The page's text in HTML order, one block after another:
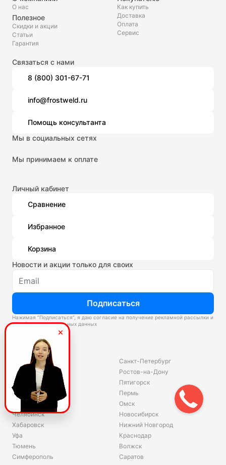
О нас
Полезное
Скидки и акции
Статьи
Гарантия
Как купить
Доставка
Оплата
Сервис
Связаться с нами
8 (800) 301-67-71
info@frostweld.ru
Помощь консультанта
Мы в социальных сетях
Мы принимаем к оплате
Личный кабинет
Сравнение
Избранное
Корзина
Новости и акции только для своих
Подписаться
Нажимая “Подписаться”, я даю согласие на получение рекламной рассылки и
обработку персональных данных
Склады
Владивосток
Екатеринбург
Красноярск
Волгоград
Ярославль
Челябинск
Хабаровск
Уфа
Тюмень
Симферополь
Санкт-Петербург
Ростов-на-Дону
Пятигорск
Пермь
Омск
Новосибирск
Нижний Новгород
Краснодар
Волжск
Саратов